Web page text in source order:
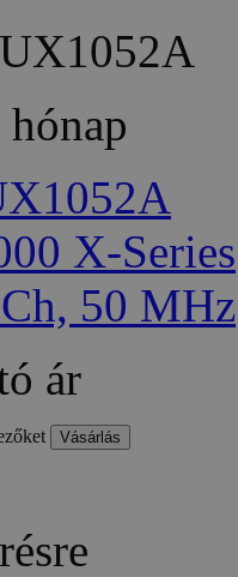
hónap
ár